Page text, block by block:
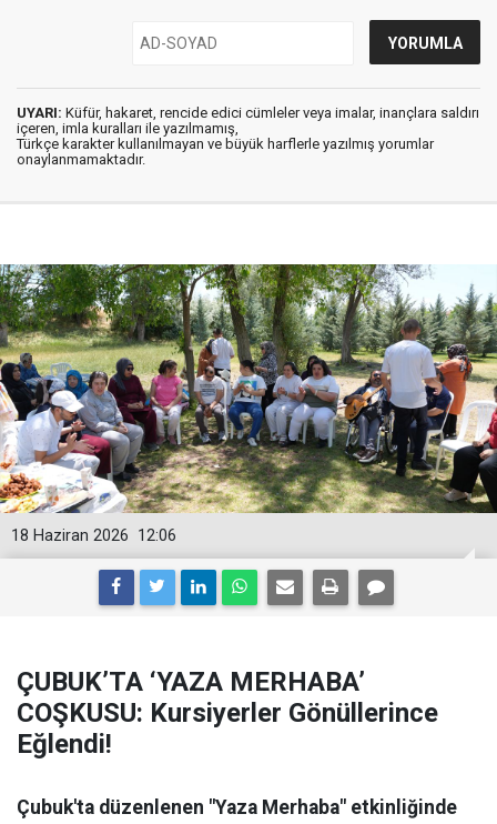
UYARI: Küfür, hakaret, rencide edici cümleler veya imalar, inançlara saldırı
içeren, imla kuralları ile yazılmamış,
Türkçe karakter kullanılmayan ve büyük harflerle yazılmış yorumlar
onaylanmamaktadır.
12:06
18 Haziran 2026
ÇUBUK’TA ‘YAZA MERHABA’
COŞKUSU: Kursiyerler Gönüllerince
Eğlendi!
Çubuk'ta düzenlenen "Yaza Merhaba" etkinliğinde